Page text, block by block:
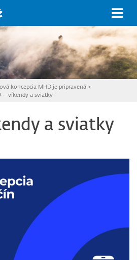
koncepcia MHD je pripravená >
– víkendy a sviatky
a sviatky